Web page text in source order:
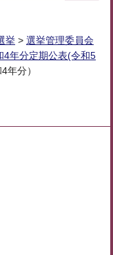
挙 > 選挙管理委員会
4年分定期公表(令和5
年分）